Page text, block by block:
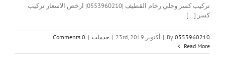
تركيب كسر وجلي رخام القطيف |0553960210| ارخص الاسعار تركيب
كسر [...]
By 0553960210
| أكتوبر 23rd, 2019 | خدمات |
0 Comments
Read More